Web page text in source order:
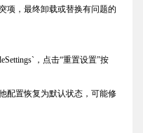
项，最终卸载或替换有问题的
，点击“重置设置”按
配置恢复为默认状态，可能修